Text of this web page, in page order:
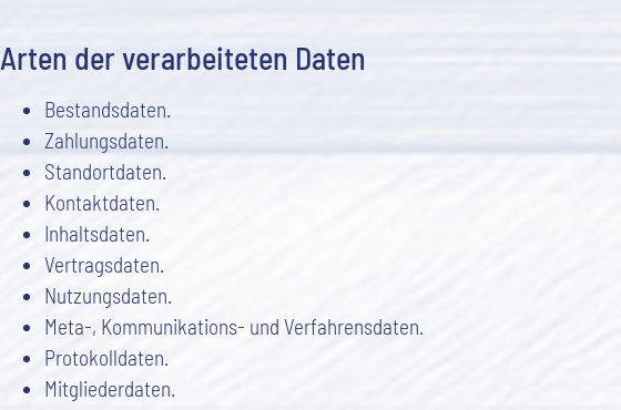
Arten der verarbeiteten Daten
Bestandsdaten.
Zahlungsdaten.
Standortdaten.
Kontaktdaten.
Inhaltsdaten.
Vertragsdaten.
Nutzungsdaten.
Meta-, Kommunikations- und Verfahrensdaten.
Protokolldaten.
Mitgliederdaten.